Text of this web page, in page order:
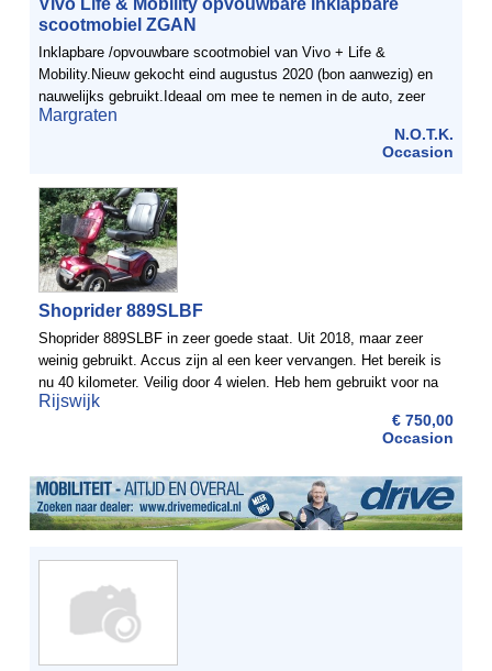
scootmobiel ZGAN
Inklapbare /opvouwbare scootmobiel van Vivo + Life &
Mobility.Nieuw gekocht eind augustus 2020 (bon aanwezig) en
nauwelijks gebruikt.Ideaal om mee te nemen in de auto, zeer
makkelijk inklapbaar. Ook binnen zeer goed te gebruiken, ...
Margraten
N.O.T.K.
Occasion
Shoprider 889SLBF
Shoprider 889SLBF in zeer goede staat. Uit 2018, maar zeer
weinig gebruikt. Accus zijn al een keer vervangen. Het bereik is
nu 40 kilometer. Veilig door 4 wielen. Heb hem gebruikt voor na
twee heupoperaties. Operaties zijn geslaagd dus ik ...
Rijswijk
€ 750,00
Occasion